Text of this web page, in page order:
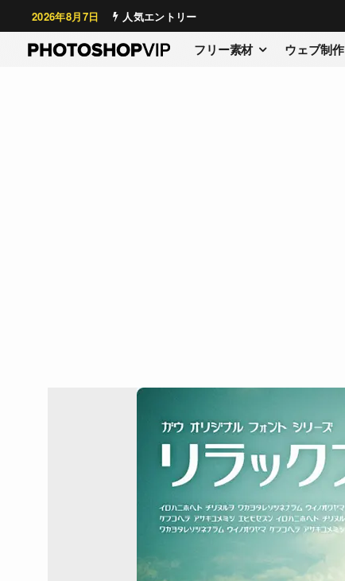
2026年8月7日 人気エントリー
フリー素材 ウェブ制作